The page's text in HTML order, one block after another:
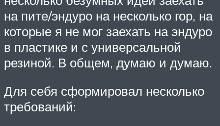
на пите/эндуро на несколько гор, на
которые я не мог заехать на эндуро
в пластике и с универсальной
резиной. В общем, думаю и думаю.
Для себя сформировал несколько
требований: